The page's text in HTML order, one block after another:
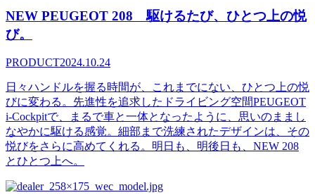
NEW PEUGEOT 208 駆けるたび、ひとつ上の悦
び。
PRODUCT2024.10.24
日々ハンドルを握る時間が、これまでにない、ひとつ上の悦
びに変わる。先進性を追求したドライビング空間PEUGEOT
i-Cockpitで、まるで車と一体となったように、思いのままし
なやかに駆ける感覚。細部まで洗練されたデザインは、その
悦びをさらに高めてくれる。明日も、明後日も、NEW 208
とひとつ上へ。